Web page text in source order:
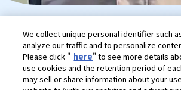
TOPに戻る
We collect unique personal identifier such
analyze our traffic and to personalize
Please click " here" to see more details
use cookies and the retention period of
may sell or share information about your